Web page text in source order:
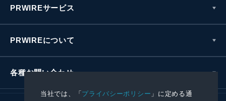
当社では、「プライバシーポリシー 」に定める通
PRWIREサービス
PRWIREについて
各種お問い合わせ